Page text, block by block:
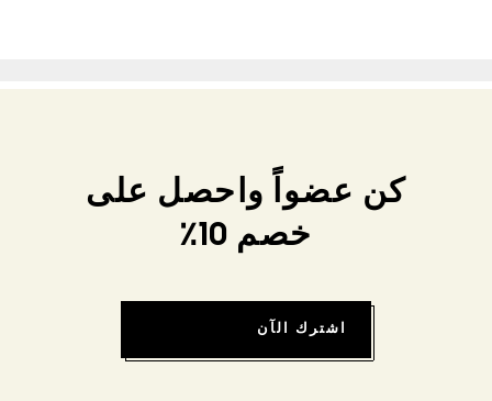
كن عضواً واحصل على
خصم 10٪
اشترك الآن